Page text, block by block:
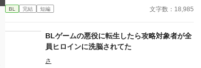
ンたち。 異世界転生、転移ものを読み漁っている天
音は、瞬時に自分に与えられた「聖女」の役割を察す
はいかないようだ。 作中、ウザイほど()書で注釈が入
ります。 コメディとして、流していただけると幸い
です。
BL 完結 短編 文字数：18,985
BLゲームの悪役に転生したら攻略対象者が全
員ヒロインに洗脳されてた
さ